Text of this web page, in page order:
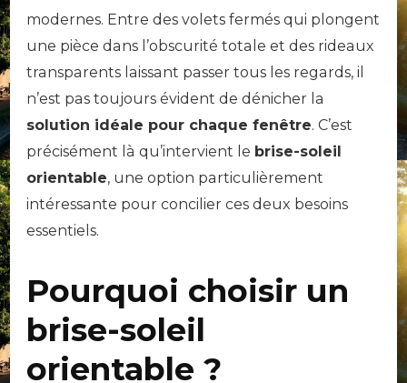
modernes. Entre des volets fermés qui plongent
une pièce dans l’obscurité totale et des rideaux
transparents laissant passer tous les regards, il
n’est pas toujours évident de dénicher la
solution idéale pour chaque fenêtre. C’est
précisément là qu’intervient le brise-soleil
orientable, une option particulièrement
intéressante pour concilier ces deux besoins
essentiels.
Pourquoi choisir un
brise-soleil
orientable ?